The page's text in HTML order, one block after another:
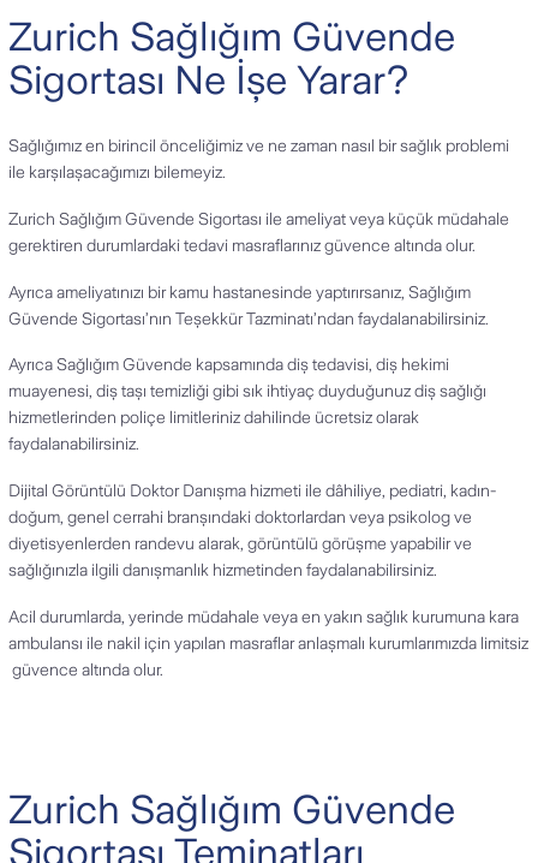
Zurich Sağlığım Güvende
Sigortası Ne İşe Yarar?
Sağlığımız en birincil önceliğimiz ve ne zaman nasıl bir sağlık problemi
ile karşılaşacağımızı bilemeyiz.
Zurich Sağlığım Güvende Sigortası ile ameliyat veya küçük müdahale
gerektiren durumlardaki tedavi masraflarınız güvence altında olur.
Ayrıca ameliyatınızı bir kamu hastanesinde yaptırırsanız, Sağlığım
Güvende Sigortası’nın Teşekkür Tazminatı’ndan faydalanabilirsiniz.
Ayrıca Sağlığım Güvende kapsamında diş tedavisi, diş hekimi
muayenesi, diş taşı temizliği gibi sık ihtiyaç duyduğunuz diş sağlığı
hizmetlerinden poliçe limitleriniz dahilinde ücretsiz olarak
faydalanabilirsiniz.
Dijital Görüntülü Doktor Danışma hizmeti ile dâhiliye, pediatri, kadın-
doğum, genel cerrahi branşındaki doktorlardan veya psikolog ve
diyetisyenlerden randevu alarak, görüntülü görüşme yapabilir ve
sağlığınızla ilgili danışmanlık hizmetinden faydalanabilirsiniz.
Acil durumlarda, yerinde müdahale veya en yakın sağlık kurumuna kara
ambulansı ile nakil için yapılan masraflar anlaşmalı kurumlarımızda limitsiz
güvence altında olur.
Zurich Sağlığım Güvende
Sigortası Teminatları